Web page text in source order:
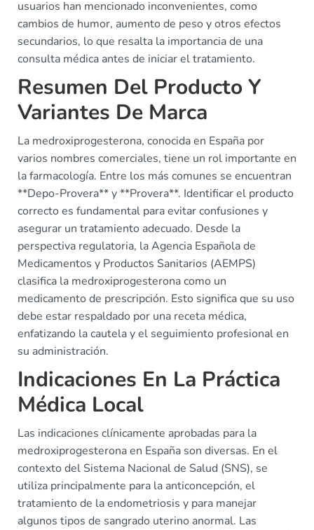
usuarios han mencionado inconvenientes, como
cambios de humor, aumento de peso y otros efectos
secundarios, lo que resalta la importancia de una
consulta médica antes de iniciar el tratamiento.
Resumen Del Producto Y
Variantes De Marca
La medroxiprogesterona, conocida en España por
varios nombres comerciales, tiene un rol importante en
la farmacología. Entre los más comunes se encuentran
**Depo-Provera** y **Provera**. Identificar el producto
correcto es fundamental para evitar confusiones y
asegurar un tratamiento adecuado. Desde la
perspectiva regulatoria, la Agencia Española de
Medicamentos y Productos Sanitarios (AEMPS)
clasifica la medroxiprogesterona como un
medicamento de prescripción. Esto significa que su uso
debe estar respaldado por una receta médica,
enfatizando la cautela y el seguimiento profesional en
su administración.
Indicaciones En La Práctica
Médica Local
Las indicaciones clínicamente aprobadas para la
medroxiprogesterona en España son diversas. En el
contexto del Sistema Nacional de Salud (SNS), se
utiliza principalmente para la anticoncepción, el
tratamiento de la endometriosis y para manejar
algunos tipos de sangrado uterino anormal. Las